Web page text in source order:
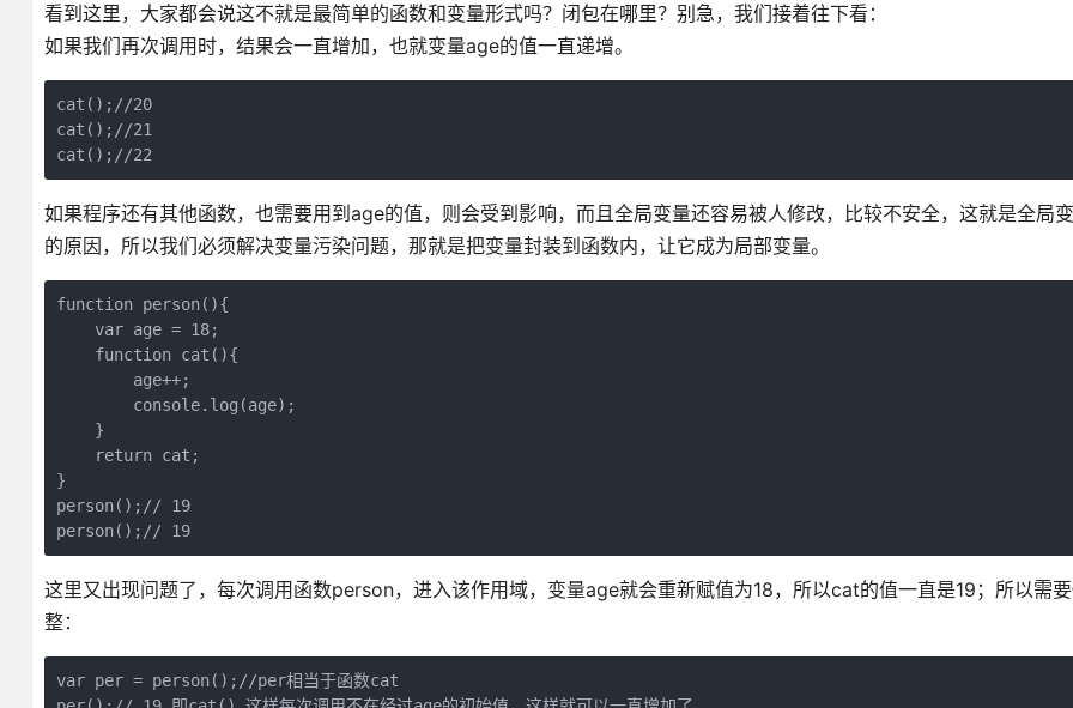
看到这里，大家都会说这不就是最简单的函数和变量形式吗？闭包在哪里？别急，我们接着往下看：
如果我们再次调用时，结果会一直增加，也就变量age的值一直递增。
cat();//20
cat();//21
cat();//22
如果程序还有其他函数，也需要用到age的值，则会受到影响，而且全局变量还容易被人修改，比较不安全，这就是全局
的原因，所以我们必须解决变量污染问题，那就是把变量封装到函数内，让它成为局部变量。
function person(){
var age = 18;
function cat(){
age++;
console.log(age);
}
return cat;
}
person();// 19
person();// 19
这里又出现问题了，每次调用函数person，进入该作用域，变量age就会重新赋值为18，所以cat的值一直是19；所以需
整：
var per = person();//per相当于函数cat